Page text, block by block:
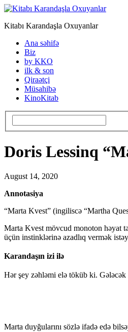
Kitabı Karandaşla Oxuyanlar
Ana səhifə
Biz
by KKO
ilk & son
Qiraətçi
Müsahibə
KinoKitab
Doris Lessinq
August 14, 2020
Annotasiya
“Marta Kvest” (ingiliscə “Martha
Marta Kvest mövcud monoton həyat
üçün instinklərinə azadlıq vermək
Karandaşın izi ilə
Hər şey zəhləmi elə töküb ki.
Marta duyğularını sözlə ifadə edə